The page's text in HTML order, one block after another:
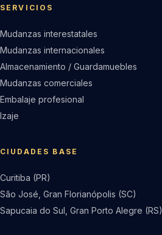
SERVICIOS
Mudanzas interestatales
Mudanzas internacionales
Almacenamiento / Guardamuebles
Mudanzas comerciales
Embalaje profesional
Izaje
CIUDADES BASE
Curitiba (PR)
São José, Gran Florianópolis (SC)
Sapucaia do Sul, Gran Porto Alegre (RS)